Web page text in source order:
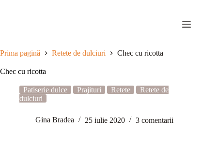
Prima pagină Retete de dulciuri Chec cu ricotta
Chec cu ricotta
Patiserie dulce Prajituri Retete
Retete de
dulciuri
Gina Bradea 25 iulie 2020 3 comentarii